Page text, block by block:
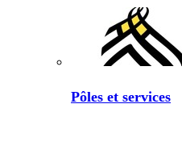
Pôles et services